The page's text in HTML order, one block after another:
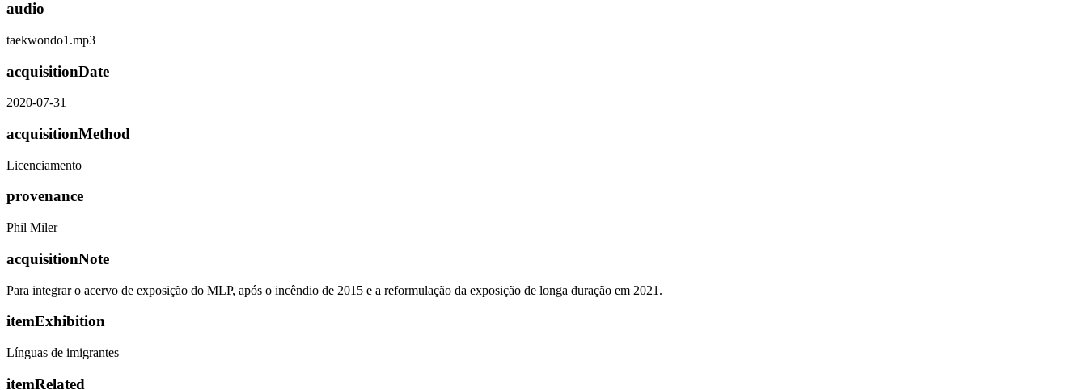
audio
taekwondo1.mp3
acquisitionDate
2020-07-31
acquisitionMethod
Licenciamento
provenance
Phil Miler
acquisitionNote
Para integrar o acervo de exposição do MLP, após o incêndio de 2015 e a reformulação da exposição de longa duração em 2021.
itemExhibition
Línguas de imigrantes
itemRelated